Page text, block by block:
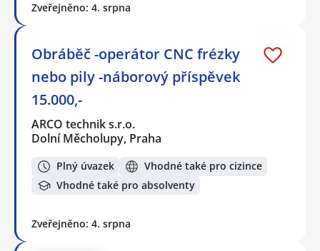
Zveřejněno: 4. srpna
Obráběč -operátor CNC frézky
nebo pily -náborový příspěvek
15.000,-
ARCO technik s.r.o.
Dolní Měcholupy, Praha
Plný úvazek
Vhodné také pro cizince
Vhodné také pro absolventy
Zveřejněno: 4. srpna